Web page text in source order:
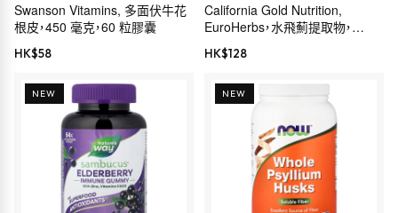
Swanson Vitamins, 多面伏牛花
根皮，450 毫克，60 粒膠囊
HK$58
California Gold Nutrition,
EuroHerbs，水飛薊提取物，
Euromed 品質，175 毫克，60 粒
素食膠囊
HK$128
NEW NEW